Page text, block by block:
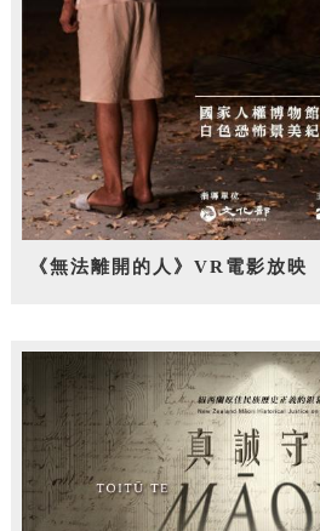
《無法離開的人》VR電影放映